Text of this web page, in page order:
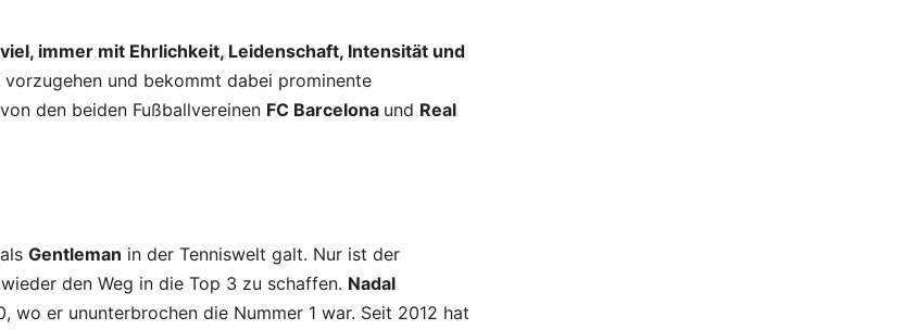
immer mit Ehrlichkeit, Leidenschaft, Intensität und
und bekommt dabei prominente
den beiden Fußballvereinen FC Barcelona und Real
Gentleman in der Tenniswelt galt. Nur ist der
den Weg in die Top 3 zu schaffen. Nadal
er ununterbrochen die Nummer 1 war. Seit 2012 hat